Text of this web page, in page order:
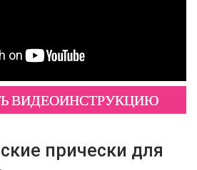
ВИДЕОИНСТРУКЦИЮ
прически для